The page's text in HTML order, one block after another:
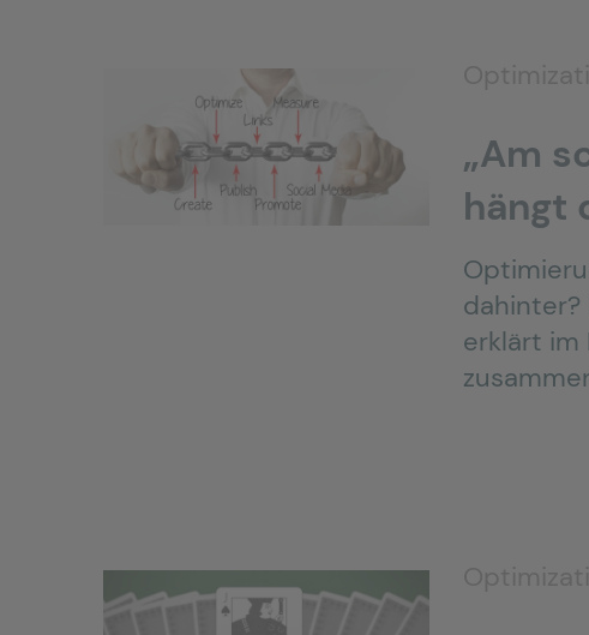
„Am
hängt
dahinter?
erklärt im